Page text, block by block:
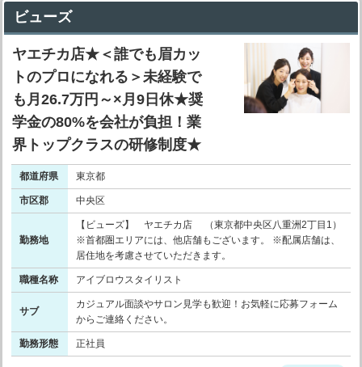
ビューズ
ヤエチカ店★＜誰でも眉カッ
トのプロになれる＞未経験で
も月26.7万円～×月9日休★奨
学金の80%を会社が負担！業
界トップクラスの研修制度★
都道府県 東京都
市区郡 中央区
勤務地
【ビューズ】 ヤエチカ店 （東京都中央区八重洲2丁目1）
※首都圏エリアには、他店舗もございます。 ※配属店舗は、
居住地を考慮させていただきます。
職種名称 アイブロウスタイリスト
サブ
カジュアル面談やサロン見学も歓迎！お気軽に応募フォーム
からご連絡ください。
勤務形態 正社員